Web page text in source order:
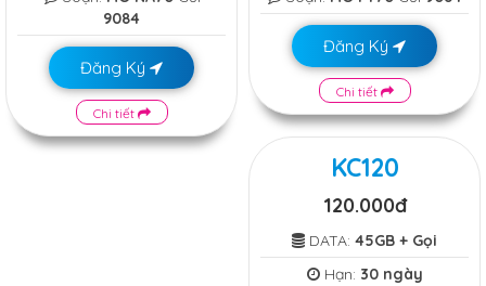
9084
Đăng Ký
Chi tiết
Đăng Ký
Chi tiết
KC120
120.000đ
DATA: 45GB + Gọi
Hạn: 30 ngày